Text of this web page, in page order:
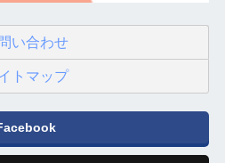
い合わせ
トマップ